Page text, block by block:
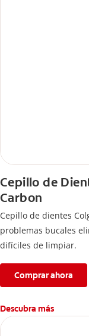
Cepillo de
Carbon
Cepillo de dientes
problemas bucales
difíciles de limpiar.
Comprar ahora
Descubra más